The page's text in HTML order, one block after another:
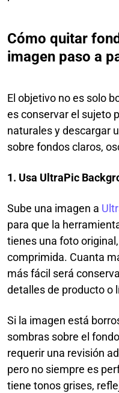
Cómo quitar
imagen paso a
El objetivo no es solo
es conservar el sujeto
naturales y descargar
sobre fondos claros,
1. Usa UltraPic
Sube una imagen a
para que la
tienes una foto
comprimida. Cuanta
más fácil será
detalles de producto o
Si la imagen está
sombras sobre el
requerir una revisión
pero no siempre es
tiene tonos grises,